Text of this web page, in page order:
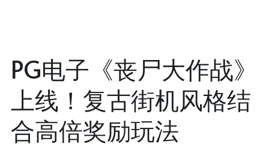
PG电子《丧尸大作战》
上线！复古街机风格结
合高倍奖励玩法